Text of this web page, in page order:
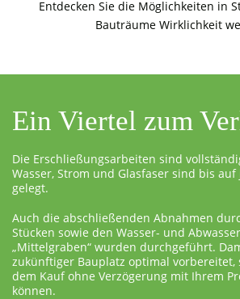
Entdecken Sie die Möglichkeiten in
Bauträume Wirklichkeit
Ein Viertel zum
Die Erschließungsarbeiten sind
Wasser, Strom und Glasfaser sind bis
gelegt.
Auch die abschließenden Abnahmen
Stücken sowie den Wasser- und
„Mittelgraben“ wurden durchgeführt.
zukünftiger Bauplatz optimal vorbereitet,
dem Kauf ohne Verzögerung mit Ihrem
können.